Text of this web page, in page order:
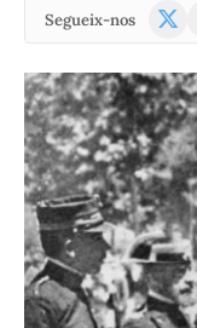
Segueix-nos
X